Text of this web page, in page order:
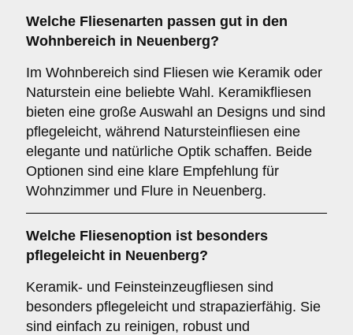
Welche Fliesenarten passen gut in den
Wohnbereich in Neuenberg?
Im Wohnbereich sind Fliesen wie Keramik oder
Naturstein eine beliebte Wahl. Keramikfliesen
bieten eine große Auswahl an Designs und sind
pflegeleicht, während Natursteinfliesen eine
elegante und natürliche Optik schaffen. Beide
Optionen sind eine klare Empfehlung für
Wohnzimmer und Flure in Neuenberg.
Welche Fliesenoption ist besonders
pflegeleicht in Neuenberg?
Keramik- und Feinsteinzeugfliesen sind
besonders pflegeleicht und strapazierfähig. Sie
sind einfach zu reinigen, robust und